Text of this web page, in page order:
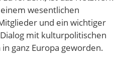
wesentlichen
und ein wichtiger
mit kulturpolitischen
ganz Europa geworden.